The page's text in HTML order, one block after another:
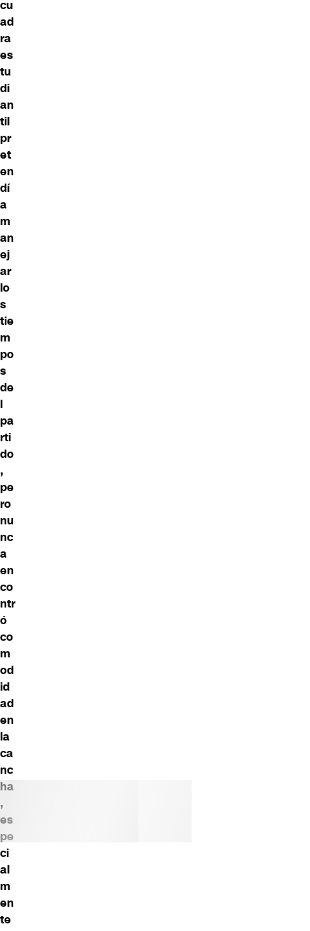
cu
ad
ra
es
tu
di
an
til
pr
et
en
dí
a
m
an
ej
ar
lo
s
tie
m
po
s
de
l
pa
rti
do
,
pe
ro
nu
nc
a
en
co
ntr
ó
co
m
od
id
ad
en
la
ca
nc
ha
,
es
pe
ci
al
m
en
te